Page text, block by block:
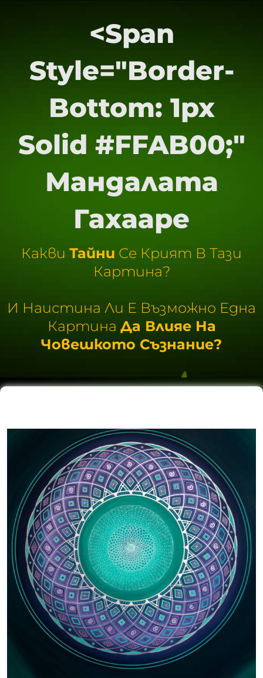
<span
Style="border-
Bottom: 1px
Solid #FFAB00;"
Мандалата
Гахааре
Какви Тайни Сe Крият В Тази
Картина?
И Наистина Ли Е Възможно Една
Картина Да Влияе На
Човешкото Съзнание?